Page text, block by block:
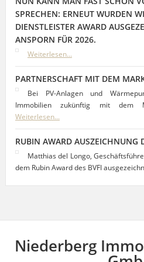
SPRECHEN: ERNEUT WURDEN
DIENSTLEISTER AWARD
ANSPORN FÜR 2026.
Weiterlesen...
PARTNERSCHAFT MIT DEM
Bei PV-Anlagen und
Immobilien zukünftig mit dem
Weiterlesen...
RUBIN AWARD AUSZEICHNUNG
Matthias del Longo,
dem Rubin Award des BVFI
Niederberg